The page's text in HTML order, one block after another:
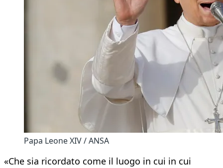
Papa Leone XIV / ANSA
«Che sia ricordato come il luogo in cui in cui